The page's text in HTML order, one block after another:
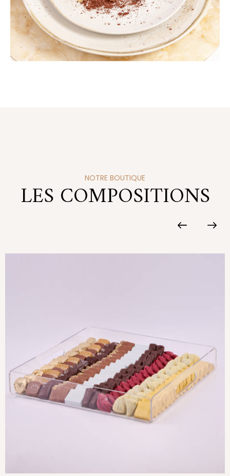
NOTRE BOUTIQUE
LES COMPOSITIONS